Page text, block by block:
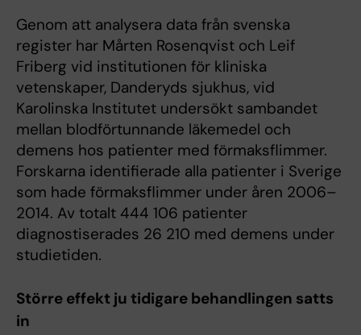
Genom att analysera data från svenska
register har Mårten Rosenqvist och Leif
Friberg vid institutionen för kliniska
vetenskaper, Danderyds sjukhus, vid
Karolinska Institutet undersökt sambandet
mellan blodförtunnande läkemedel och
demens hos patienter med förmaksflimmer.
Forskarna identifierade alla patienter i Sverige
som hade förmaksflimmer under åren 2006–
2014. Av totalt 444 106 patienter
diagnostiserades 26 210 med demens under
studietiden.
Större effekt ju tidigare behandlingen satts
in